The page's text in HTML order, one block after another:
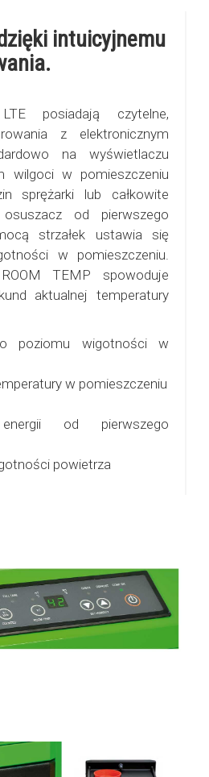
intuicyjnemu
posiadają czytelne,
z elektronicznym
na wyświetlaczu
wilgoci w pomieszczeniu
sprężarki lub całkowite
od pierwszego
strzałek ustawia się
w pomieszczeniu.
TEMP spowoduje
aktualnej temperatury
poziomu wigotności w
w pomieszczeniu
od pierwszego
powietrza